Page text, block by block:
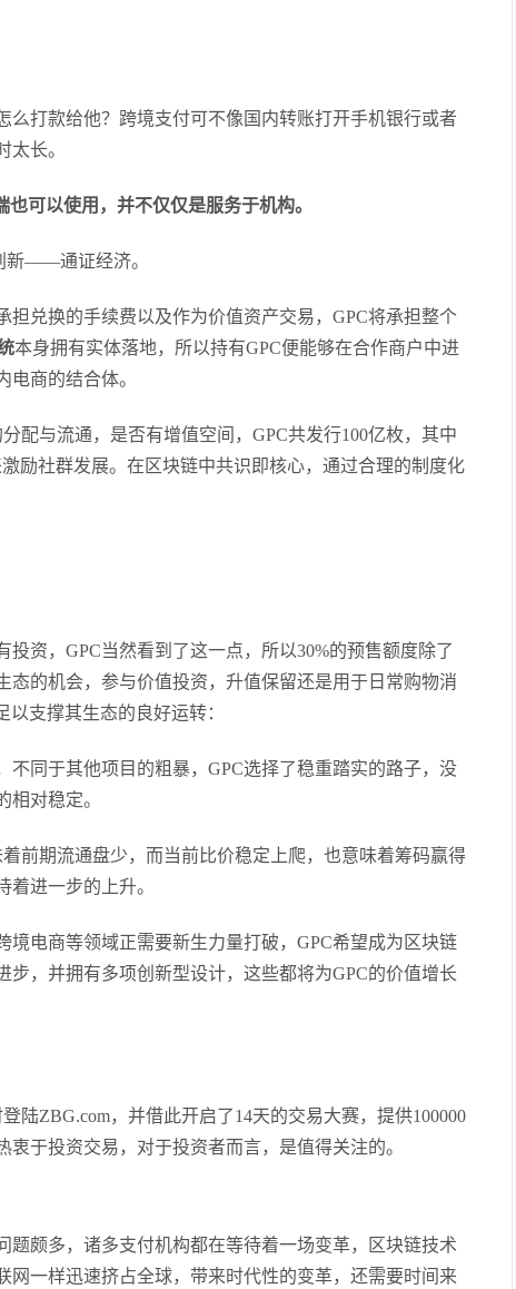
么打款给他？跨境支付可不像国内转账打开手机银行或者
太长。
可以使用，并不仅仅是服务于机构。
新——通证经济。
担兑换的手续费以及作为价值资产交易，GPC将承担整个
本身拥有实体落地，所以持有GPC便能够在合作商户中进
商的结合体。
分配与流通，是否有增值空间，GPC共发行100亿枚，其中
励社群发展。在区块链中共识即核心，通过合理的制度化
投资， GPC当然看到了这一点，所以30%的预售额度除了
的机会，参与价值投资，升值保留还是用于日常购物消
支撑其生态的良好运转：
不同于其他项目的粗暴，GPC选择了稳重踏实的路子，没
对稳定。
前期流通盘少，而当前比价稳定上爬，也意味着筹码赢得
进一步的上升。
境电商等领域正需要新生力量打破，GPC希望成为区块链
，并拥有多项创新型设计，这些都将为GPC的价值增长
陆ZBG.com，并借此开启了14天的交易大赛，提供100000
于投资交易，对于投资者而言，是值得关注的。
题颇多，诸多支付机构都在等待着一场变革，区块链技术
网一样迅速挤占全球，带来时代性的变革，还需要时间来